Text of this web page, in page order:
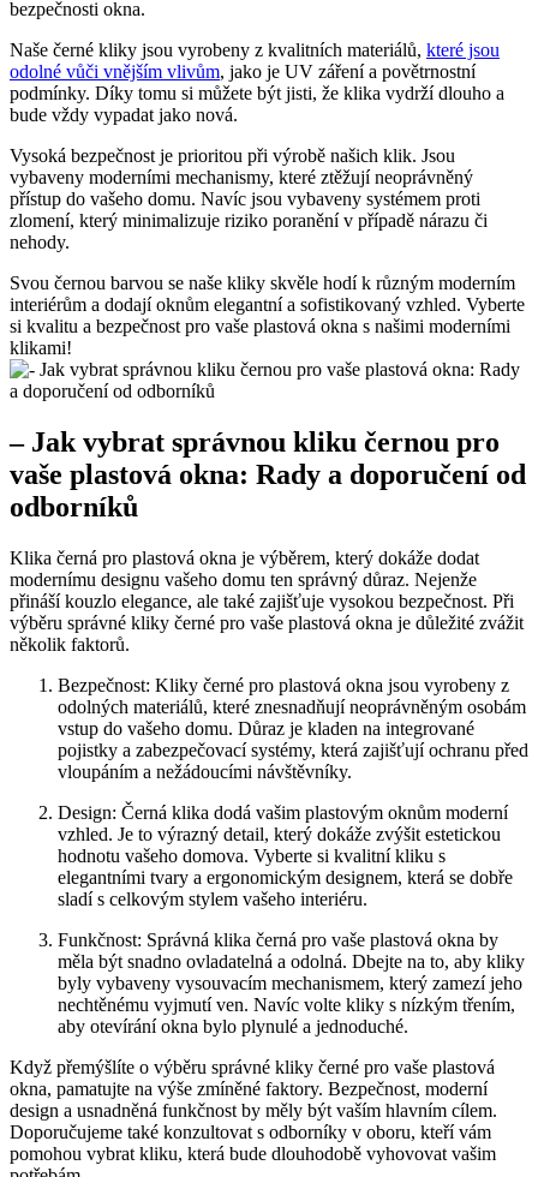
bezpečnosti okna. ​
Naše černé kliky jsou⁤ vyrobeny z kvalitních materiálů, které jsou
odolné vůči vnějším vlivům,‍ jako je UV záření a povětrnostní
podmínky. Díky tomu si můžete být ‍jisti, že​ klika vydrží dlouho a
bude vždy vypadat jako nová.
Vysoká bezpečnost je prioritou​ při výrobě našich ‌klik. Jsou
vybaveny moderními mechanismy, které ztěžují neoprávněný
přístup do vašeho domu. Navíc jsou vybaveny ‌systémem proti
zlomení, který‍ minimalizuje riziko poranění⁣ v případě nárazu či
nehody.
Svou černou barvou se naše kliky skvěle hodí k různým⁣ moderním
⁢interiérům a dodají oknům elegantní a sofistikovaný vzhled. Vyberte
si kvalitu a bezpečnost pro vaše⁢ plastová okna s našimi moderními
klikami!
– Jak vybrat správnou kliku černou ⁤pro
vaše ‍plastová okna: Rady a doporučení od
odborníků
Klika černá ⁤pro plastová okna je výběrem, který dokáže dodat
modernímu designu vašeho domu ten správný důraz. ‍Nejenže
přináší kouzlo elegance, ale také zajišťuje vysokou bezpečnost. Při
výběru správné kliky černé pro vaše​ plastová ⁤okna je důležité zvážit
několik faktorů.
Bezpečnost: Kliky⁢ černé pro plastová okna jsou vyrobeny z‍
odolných materiálů, které znesnadňují neoprávněným osobám
vstup do vašeho domu. Důraz je kladen na integrované
pojistky a ‌zabezpečovací systémy, ⁢která zajišťují ochranu před
vloupáním a nežádoucími návštěvníky.
Design: Černá klika dodá vašim plastovým oknům moderní
vzhled. Je to výrazný detail, který dokáže zvýšit estetickou
hodnotu vašeho ​domova. Vyberte si kvalitní kliku s
‍elegantními tvary a ergonomickým designem, ‌která se dobře
sladí s celkovým stylem vašeho interiéru.
Funkčnost: Správná klika černá pro vaše plastová okna by
měla být snadno ovladatelná a odolná. Dbejte na to, aby kliky
byly vybaveny vysouvacím mechanismem, který ‌zamezí jeho
nechtěnému⁢ vyjmutí ven. Navíc volte⁢ kliky s nízkým třením,
⁢aby otevírání okna ​bylo plynulé a jednoduché.
Když přemýšlíte o ⁣výběru správné kliky černé pro vaše plastová
okna, pamatujte na výše ​zmíněné faktory. Bezpečnost, moderní
design a usnadněná⁢ funkčnost by měly být vaším⁤ hlavním cílem.
‌Doporučujeme také‌ konzultovat s odborníky v ​oboru,⁢ kteří vám
pomohou vybrat kliku, která bude dlouhodobě ⁢vyhovovat vašim